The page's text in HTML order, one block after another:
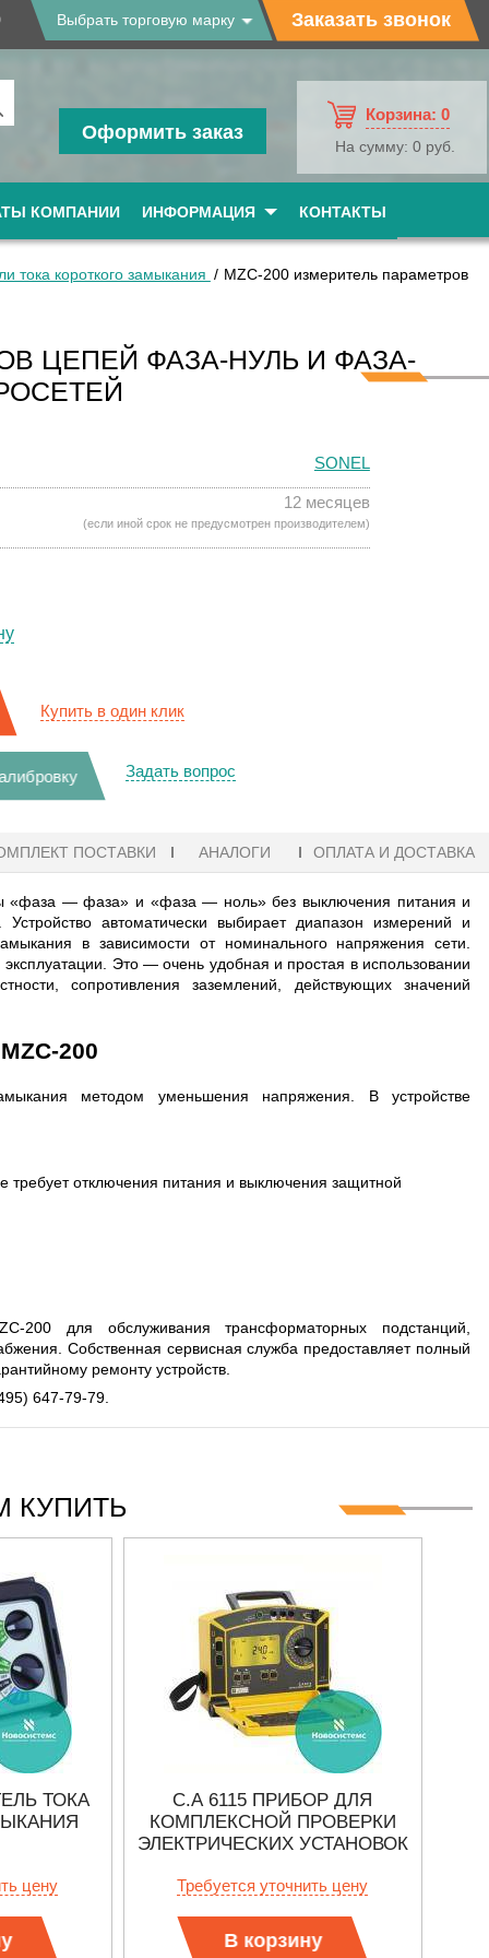
Выбрать торговую марку Заказать звонок
Оформить заказ
Корзина: 0
На сумму: 0 руб.
КОМПАНИИ ИНФОРМАЦИЯ КОНТАКТЫ
ГГЦ
тока короткого замыкания MZC-200 измеритель параметров
ЦЕПЕЙ ФАЗА-НУЛЬ И ФАЗА-
SONEL
12 месяцев
(если иной срок не предусмотрен производителем)
Купить в один клик
Задать вопрос
ПОСТАВКИ АНАЛОГИ ОПЛАТА И ДОСТАВКА
«фаза — фаза» и «фаза — ноль» без выключения питания и
автоматически выбирает диапазон измерений и
в зависимости от номинального напряжения сети.
Это — очень удобная и простая в использовании
сопротивления заземлений, действующих значений
200
методом уменьшения напряжения. В устройстве
требует отключения питания и выключения защитной
для обслуживания трансформаторных подстанций,
Собственная сервисная служба предоставляет полный
ремонту устройств.
647-79-79.
КУПИТЬ
ТОКА
цену
С.А 6115 ПРИБОР ДЛЯ
КОМПЛЕКСНОЙ ПРОВЕРКИ
ЭЛЕКТРИЧЕСКИХ УСТАНОВОК
Требуется уточнить цену
В корзину